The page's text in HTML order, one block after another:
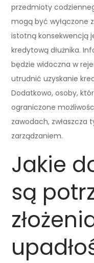
przedmioty
mogą być wyłączone
istotną konsekwencją
kredytową dłużnika.
będzie widoczna w
utrudnić uzyskanie
Dodatkowo, osoby,
ograniczone
zawodach,
zarządzaniem.
Jakie
są